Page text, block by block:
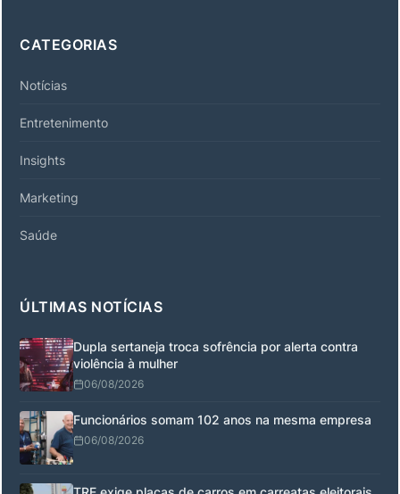
CATEGORIAS
Notícias
Entretenimento
Insights
Marketing
Saúde
ÚLTIMAS NOTÍCIAS
Dupla sertaneja troca sofrência por alerta contra
violência à mulher
06/08/2026
Funcionários somam 102 anos na mesma empresa
06/08/2026